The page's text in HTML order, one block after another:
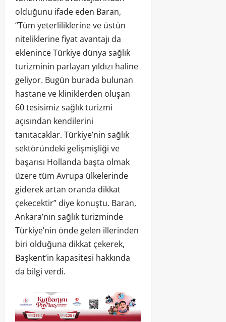
olduğunu ifade eden Baran,
“Tüm yeterliliklerine ve üstün
niteliklerine fiyat avantajı da
eklenince Türkiye dünya sağlık
turizminin parlayan yıldızı haline
geliyor. Bugün burada bulunan
hastane ve kliniklerden oluşan
60 tesisimiz sağlık turizmi
açısından kendilerini
tanıtacaklar. Türkiye’nin sağlık
sektöründeki gelişmişliği ve
başarısı Hollanda başta olmak
üzere tüm Avrupa ülkelerinde
giderek artan oranda dikkat
çekecektir” diye konuştu. Baran,
Ankara’nın sağlık turizminde
Türkiye’nin önde gelen illerinden
biri olduğuna dikkat çekerek,
Başkent’in kapasitesi hakkında
da bilgi verdi.